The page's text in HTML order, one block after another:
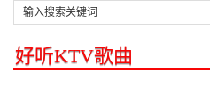
好听KTV歌曲